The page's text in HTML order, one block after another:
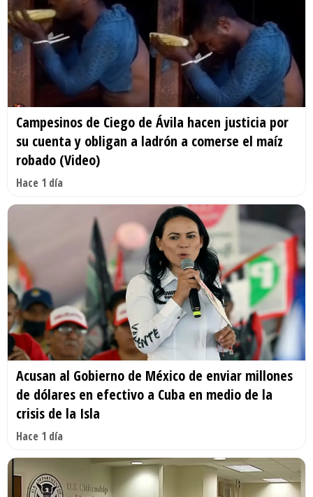
Campesinos de Ciego de Ávila hacen justicia por
su cuenta y obligan a ladrón a comerse el maíz
robado (Video)
Hace 1 día
Acusan al Gobierno de México de enviar millones
de dólares en efectivo a Cuba en medio de la
crisis de la Isla
Hace 1 día